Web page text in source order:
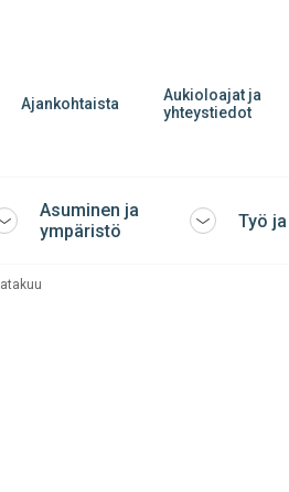
Ajankohtaista
Aukioloajat ja
yhteystiedot
Asuminen ja
ympäristö
Avaa
Työ